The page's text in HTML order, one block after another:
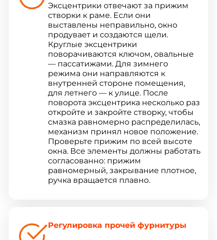
Эксцентрики отвечают за прижим
створки к раме. Если они
выставлены неправильно, окно
продувает и создаются щели.
Круглые эксцентрики
поворачиваются ключом, овальные
— пассатижами. Для зимнего
режима они направляются к
внутренней стороне помещения,
для летнего — к улице. После
поворота эксцентрика несколько раз
откройте и закройте створку, чтобы
смазка равномерно распределилась,
механизм принял новое положение.
Проверьте прижим по всей высоте
окна. Все элементы должны работать
согласованно: прижим
равномерный, закрывание плотное,
ручка вращается плавно.
Регулировка прочей фурнитуры